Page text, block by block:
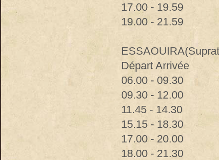
17.00 - 19.59
19.00 - 21.59
Départ Arrivée
06.00 - 09.30
09.30 - 12.00
11.45 - 14.30
15.15 - 18.30
17.00 - 20.00
18.00 - 21.30